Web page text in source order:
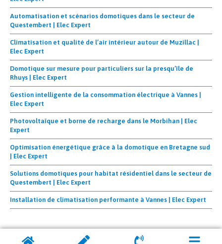
Automatisation et scénarios domotiques dans le secteur de
Questembert | Elec Expert
Climatisation et qualité de l’air intérieur autour de Muzillac |
Elec Expert
Domotique sur mesure pour particuliers sur la presqu’île de
Rhuys | Elec Expert
Gestion intelligente de la consommation électrique à Vannes |
Elec Expert
Photovoltaïque et borne de recharge dans le Morbihan | Elec
Expert
Optimisation énergétique grâce à la domotique en Bretagne sud
| Elec Expert
Solutions domotiques pour habitat résidentiel dans le secteur de
Questembert | Elec Expert
Installation de climatisation performante à Vannes | Elec Expert